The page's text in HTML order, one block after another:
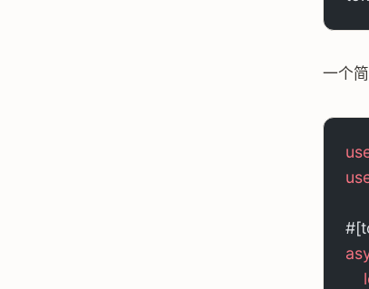
一个